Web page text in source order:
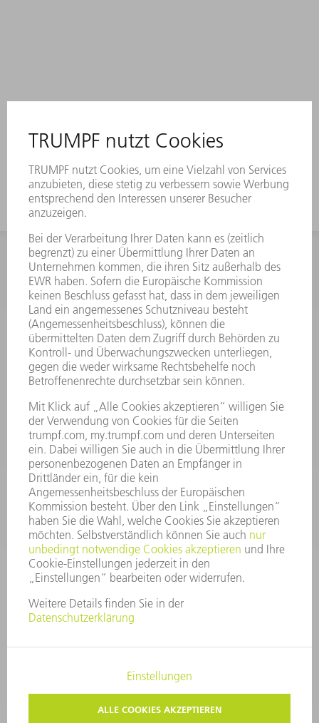
INFORMATION
Häufig gestellte Fragen
Allgemeine Geschäftsbedingungen
KONTAKT
Kundenbetreuung TRUMPF Werkzeugmaschinen
+49 7156 303 33222
Mo - Fr: 07:30 - 17:30 Uhr
Erweiterte Rufbereitschaft per Service App Mo - Fr:
06:30 - 20.00 Uhr Sa: 07:00 - 12:00 Uhr
Kundenbetreuung@trumpf.com
KONTAKT
Service TRUMPF Lasertechnik
+49 7156 303 37444
Mo - Fr: 07:30 - 18:00 Uhr
Additive Manufacturing 07:30 - 17:30 Uhr
spareparts.tld@trumpf.com
COPYRIGHT UND MARKENZEICHEN
NUTZUNGSBEDINGUNGEN